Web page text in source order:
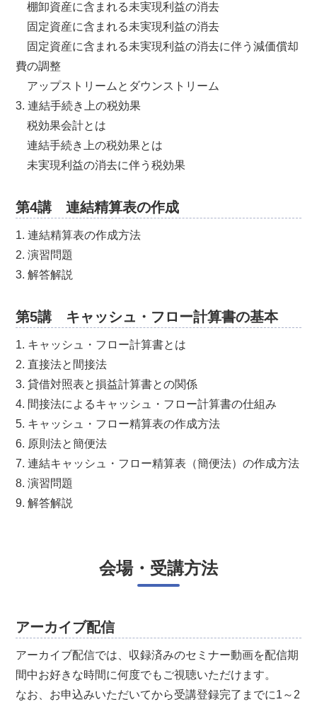
棚卸資産に含まれる未実現利益の消去
固定資産に含まれる未実現利益の消去
固定資産に含まれる未実現利益の消去に伴う減価償却
費の調整
アップストリームとダウンストリーム
3. 連結手続き上の税効果
税効果会計とは
連結手続き上の税効果とは
未実現利益の消去に伴う税効果
第4講 連結精算表の作成
1. 連結精算表の作成方法
2. 演習問題
3. 解答解説
第5講 キャッシュ・フロー計算書の基本
1. キャッシュ・フロー計算書とは
2. 直接法と間接法
3. 貸借対照表と損益計算書との関係
4. 間接法によるキャッシュ・フロー計算書の仕組み
5. キャッシュ・フロー精算表の作成方法
6. 原則法と簡便法
7. 連結キャッシュ・フロー精算表（簡便法）の作成方法
8. 演習問題
9. 解答解説
会場・受講方法
アーカイブ配信
アーカイブ配信では、収録済みのセミナー動画を配信期
間中お好きな時間に何度でもご視聴いただけます。
なお、お申込みいただいてから受講登録完了までに1～2